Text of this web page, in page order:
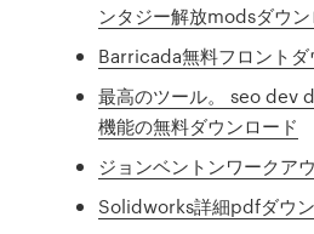
ンタジー解放modsダウン
Barricada無料フロントダ
最高のツール。 seo dev
機能の無料ダウンロード
ジョンベントンワークア
Solidworks詳細pdfダウ